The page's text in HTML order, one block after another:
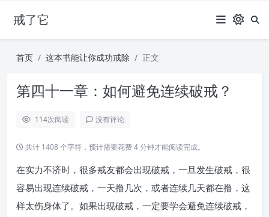
戒了它
首页 这本书能让你成功戒除 正文
第四十一章：如何避免连续破戒？
114次阅读 没有评论
共计 1408 个字符，预计需要花费 4 分钟才能阅读完成。
在实力不济时，很多戒友都会出现破戒，一旦发生破戒，很
容易出现连续破戒，一天撸几次，或者连续几天都在撸，这
样太伤身体了。如果出现破戒，一定要学会避免连续破戒，